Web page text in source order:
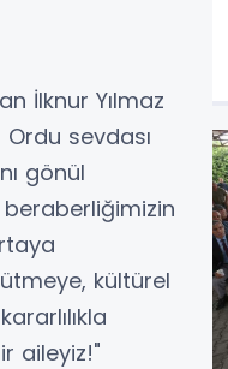
İlknur Yılmaz
sevdası
gönül
kültürel
aileyiz!"